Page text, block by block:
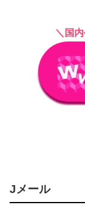
＼国
Jメール